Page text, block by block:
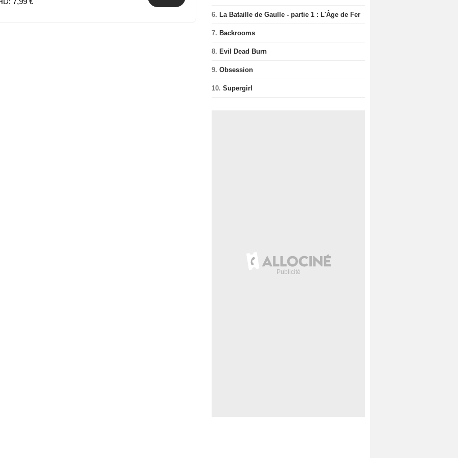
6. La Bataille de Gaulle - partie 1 : L'Âge de Fer
7. Backrooms
8. Evil Dead Burn
9. Obsession
10. Supergirl